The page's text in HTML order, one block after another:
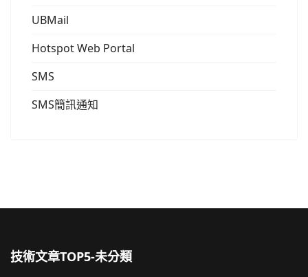
UBMail
Hotspot Web Portal
SMS
SMS簡訊通知
技術文章TOP5-未分類